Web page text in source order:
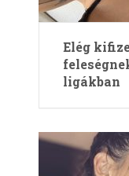
Elég
ligákban